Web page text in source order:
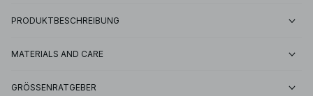
PRODUKTBESCHREIBUNG
MATERIALS AND CARE
GRÖSSENRATGEBER